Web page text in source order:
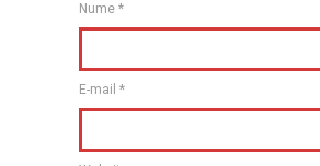
Nume *
E-mail *